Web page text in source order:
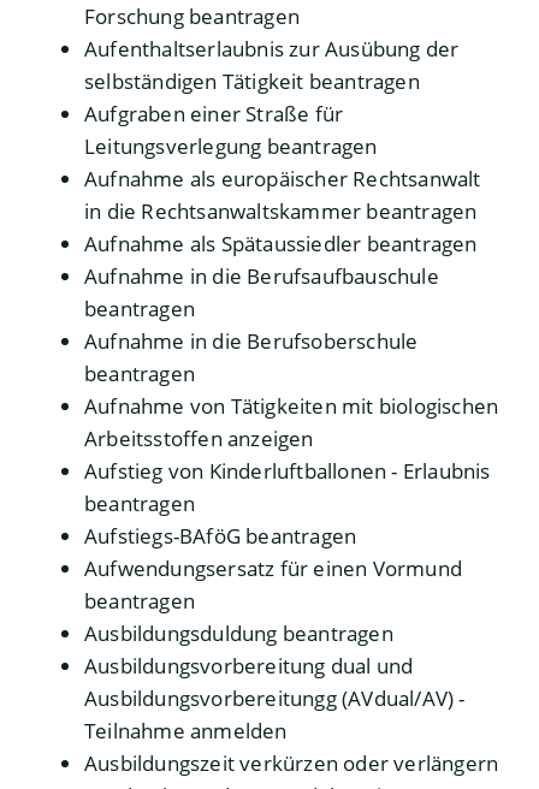
Forschung beantragen
Aufenthaltserlaubnis zur Ausübung der
selbständigen Tätigkeit beantragen
Aufgraben einer Straße für
Leitungsverlegung beantragen
Aufnahme als europäischer Rechtsanwalt
in die Rechtsanwaltskammer beantragen
Aufnahme als Spätaussiedler beantragen
Aufnahme in die Berufsaufbauschule
beantragen
Aufnahme in die Berufsoberschule
beantragen
Aufnahme von Tätigkeiten mit biologischen
Arbeitsstoffen anzeigen
Aufstieg von Kinderluftballonen - Erlaubnis
beantragen
Aufstiegs-BAföG beantragen
Aufwendungsersatz für einen Vormund
beantragen
Ausbildungsduldung beantragen
Ausbildungsvorbereitung dual und
Ausbildungsvorbereitungg (AVdual/AV) -
Teilnahme anmelden
Ausbildungszeit verkürzen oder verlängern